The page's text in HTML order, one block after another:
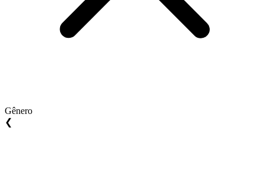
Gênero
❮